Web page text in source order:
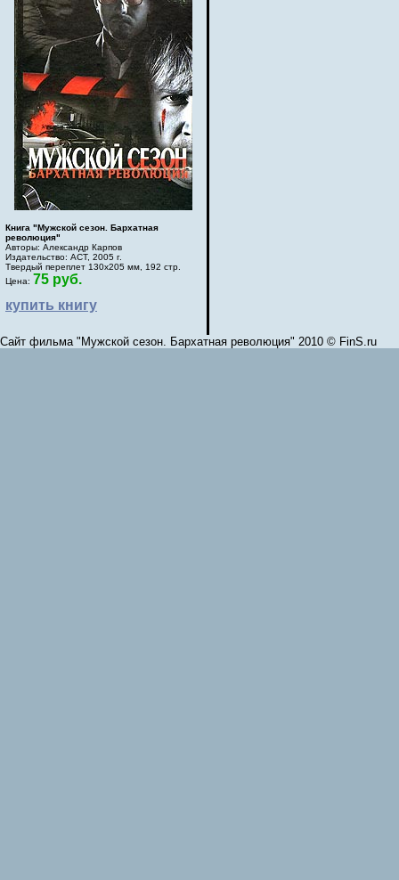
Книга "Мужской сезон. Бархатная
революция"
Авторы: Александр Карпов
Издательство: АСТ, 2005 г.
Твердый переплет 130х205 мм, 192 стр.
Цена: 75 руб.
купить книгу
Сайт фильма "Мужской сезон. Бархатная революция" 2010 © FinS.ru